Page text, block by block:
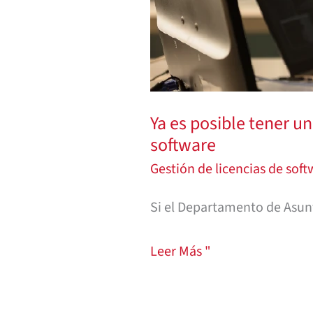
Ya es posible tener
software
Gestión de licencias de
Si el Departamento de
del
inventario
federal
de
de
software
Leer Más "